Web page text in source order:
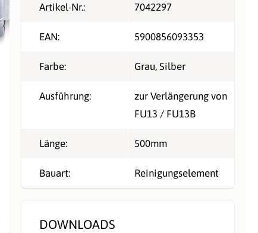
Artikel-Nr.: 7042297
EAN: 5900856093353
Farbe: Grau, Silber
Ausführung:
zur Verlängerung von
FU13 / FU13B
Länge: 500mm
Bauart: Reinigungselement
DOWNLOADS